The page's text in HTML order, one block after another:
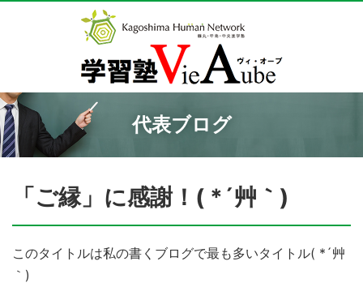
代表ブログ
「ご縁」に感謝！( *´艸｀)
このタイトルは私の書くブログで最も多いタイトル( *´艸
｀)